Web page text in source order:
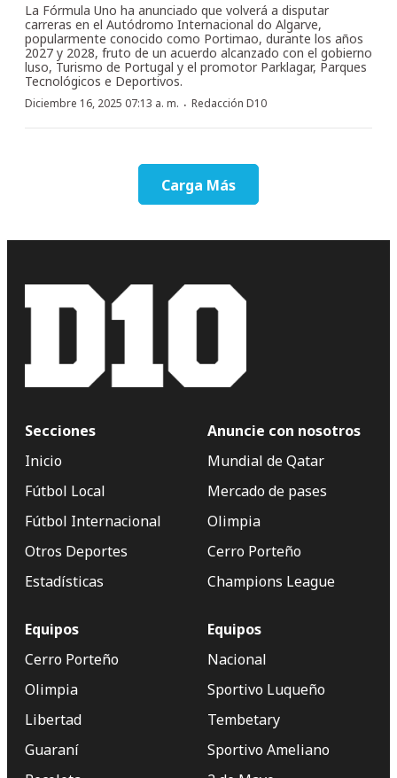
La Fórmula Uno ha anunciado que volverá a disputar
carreras en el Autódromo Internacional do Algarve,
popularmente conocido como Portimao, durante los años
2027 y 2028, fruto de un acuerdo alcanzado con el gobierno
luso, Turismo de Portugal y el promotor Parklagar, Parques
Tecnológicos e Deportivos.
Diciembre 16, 2025 07:13 a. m. · Redacción D10
Carga Más
Secciones
Inicio
Fútbol Local
Fútbol Internacional
Otros Deportes
Estadísticas
Anuncie con nosotros
Mundial de Qatar
Mercado de pases
Olimpia
Cerro Porteño
Champions League
Equipos
Cerro Porteño
Olimpia
Libertad
Guaraní
Equipos
Nacional
Sportivo Luqueño
Tembetary
Sportivo Ameliano